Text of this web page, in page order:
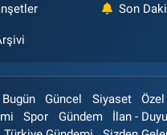
Son
Güncel Siyaset
Spor Gündem
İlan -